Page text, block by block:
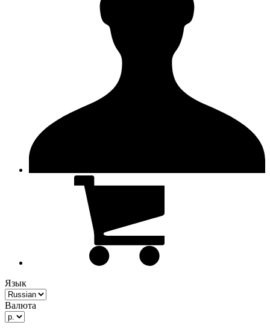
Язык
Валюта